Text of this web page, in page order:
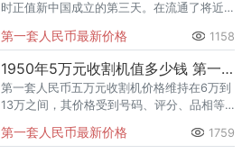
时正值新中国成立的第三天。在流通了将近
流通了。 2、底纹由“伍佰”和横纹组成。
第一套人民币最新价格 1158
1950年5万元收割机值多少钱 第一套人民币收割机价格
第一套人民币五万元收割机价格维持在6万到
13万之间，其价格受到号码、评分、品相等
第一套人民币最新价格 1759